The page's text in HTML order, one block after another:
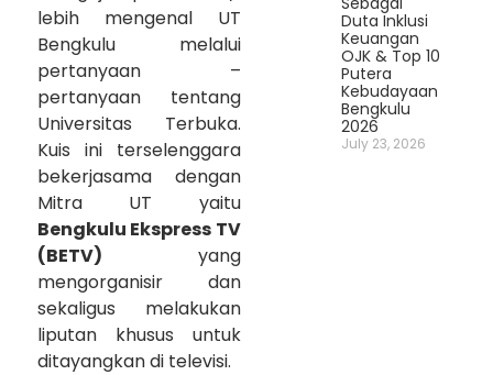
lebih mengenal UT
Bengkulu melalui
pertanyaan –
pertanyaan tentang
Universitas Terbuka.
Kuis ini terselenggara
bekerjasama dengan
Mitra UT yaitu
Bengkulu Ekspress TV
(BETV) yang
mengorganisir dan
sekaligus melakukan
liputan khusus untuk
ditayangkan di televisi.
Duta Inklusi
Keuangan
OJK & Top 10
Putera
Kebudayaan
Bengkulu
2026
July 23, 2026